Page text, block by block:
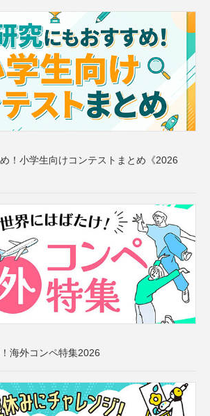
！小学生向けコンテストまとめ《2026
海外コンペ特集2026